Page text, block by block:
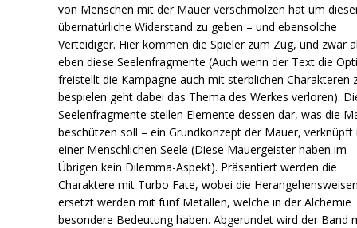
von Menschen mit der Mauer verschmolzen hat um
übernatürliche Widerstand zu geben – und ebensolche
Verteidiger. Hier kommen die Spieler zum Zug, und zwar
eben diese Seelenfragmente (Auch wenn der Text die
freistellt die Kampagne auch mit sterblichen Charakteren
bespielen geht dabei das Thema des Werkes verloren).
Seelenfragmente stellen Elemente dessen dar, was die
beschützen soll – ein Grundkonzept der Mauer, verknüpft
einer Menschlichen Seele (Diese Mauergeister haben im
Übrigen kein Dilemma-Aspekt). Präsentiert werden die
Charaktere mit Turbo Fate, wobei die
ersetzt werden mit fünf Metallen, welche in der Alchemie
besondere Bedeutung haben. Abgerundet wird der Band